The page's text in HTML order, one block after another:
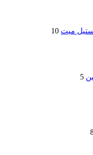
میت 10
5